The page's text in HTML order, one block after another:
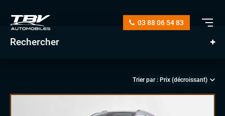
03 88 06 54 83
Rechercher